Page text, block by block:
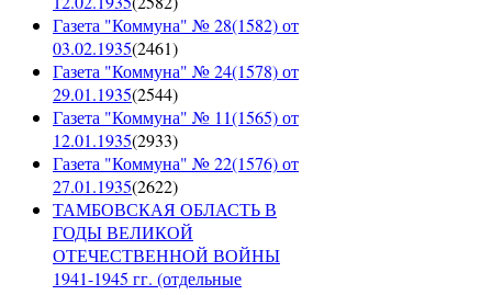
Газета "Коммуна" № 28(1582) от
03.02.1935(2461)
Газета "Коммуна" № 24(1578) от
29.01.1935(2544)
Газета "Коммуна" № 11(1565) от
12.01.1935(2933)
Газета "Коммуна" № 22(1576) от
27.01.1935(2622)
ТАМБОВСКАЯ ОБЛАСТЬ В
ГОДЫ ВЕЛИКОЙ
ОТЕЧЕСТВЕННОЙ ВОЙНЫ
1941-1945 гг. (отдельные